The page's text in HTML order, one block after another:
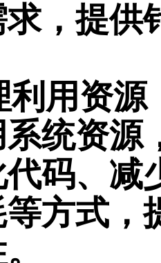
求，提供
利用资源
统资源
码、减
方式，